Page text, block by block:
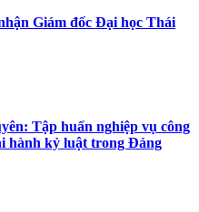
Giám đốc Đại học Thái
Tập huấn nghiệp vụ công
hành kỷ luật trong Đảng